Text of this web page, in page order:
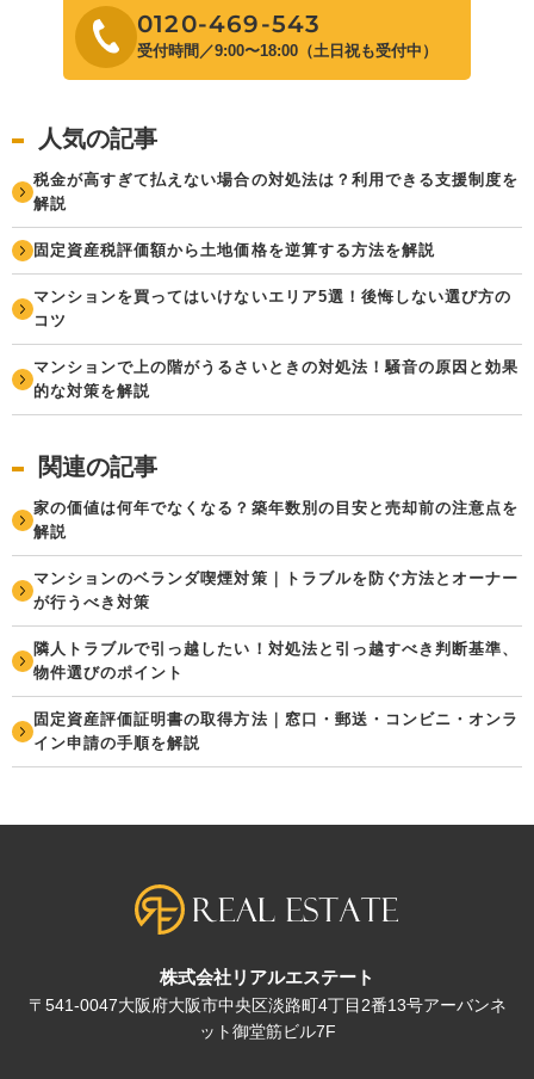
0120-469-543
受付時間／9:00〜18:00（土日祝も受付中）
人気の記事
税金が高すぎて払えない場合の対処法は？利用できる支援制度を
解説
固定資産税評価額から土地価格を逆算する方法を解説
マンションを買ってはいけないエリア5選！後悔しない選び方の
コツ
マンションで上の階がうるさいときの対処法！騒音の原因と効果
的な対策を解説
関連の記事
家の価値は何年でなくなる？築年数別の目安と売却前の注意点を
解説
マンションのベランダ喫煙対策｜トラブルを防ぐ方法とオーナー
が行うべき対策
隣人トラブルで引っ越したい！対処法と引っ越すべき判断基準、
物件選びのポイント
固定資産評価証明書の取得方法｜窓口・郵送・コンビニ・オンラ
イン申請の手順を解説
株式会社リアルエステート
〒541-0047大阪府大阪市中央区淡路町4丁目2番13号アーバンネ
ット御堂筋ビル7F